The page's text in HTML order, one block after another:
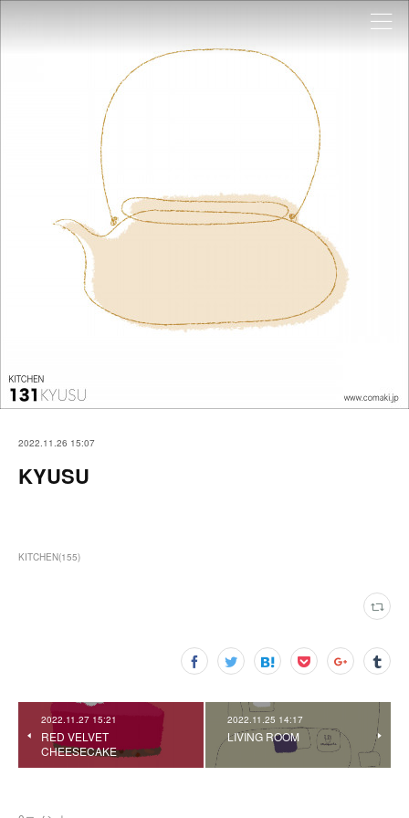
2022.11.26 15:07
KYUSU
KITCHEN(155)
2022.11.27 15:21
RED VELVET
CHEESECAKE
2022.11.25 14:17
LIVING ROOM